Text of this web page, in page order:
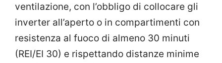
ventilazione, con l’obbligo di collocare gli
inverter all’aperto o in compartimenti con
resistenza al fuoco di almeno 30 minuti
(REI/EI 30) e rispettando distanze minime